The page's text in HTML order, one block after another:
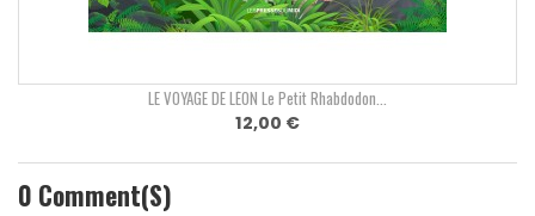
LE VOYAGE DE LÉON Le Petit Rhabdodon...
12,00 €
0 Comment(s)